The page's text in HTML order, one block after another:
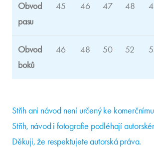
Obvod
pasu
45 46 47 48
Obvod
boků
46 48 50 52
Střih ani návod není určený ke
Střih, návod i fotografie podléhají
Děkuji, že respektujete autorská práva.